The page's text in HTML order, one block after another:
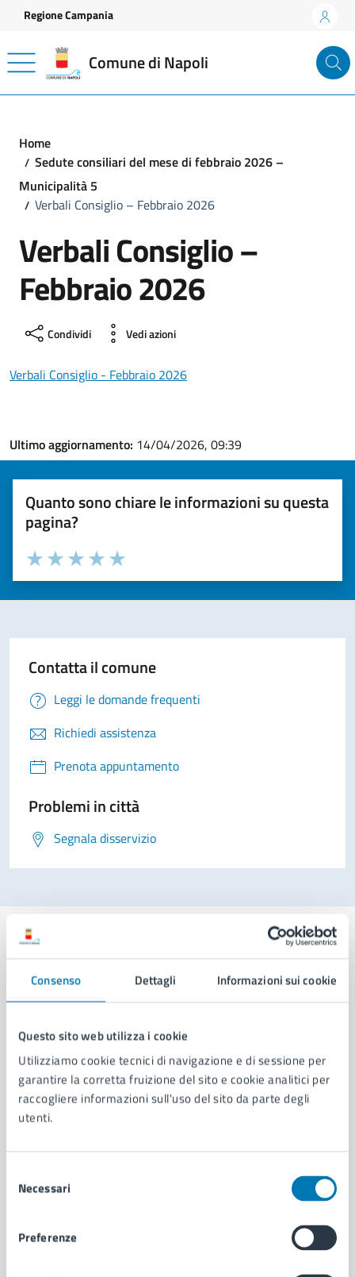
Consenso Dettagli Informazioni sui cookie
Questo sito web utilizza i cookie
Utilizziamo cookie tecnici di navigazione e di sessione per
garantire la corretta fruizione del sito e cookie analitici per
raccogliere informazioni sull'uso del sito da parte degli
utenti.
delNecessari
Preferenze
Vai ai contenuti
Vai al footer
Regione Campania
Comune di Napoli
Home
Sedute consiliari del mese di febbraio 2026 –
Municipalità 5
Verbali Consiglio – Febbraio 2026
Verbali Consiglio –
Febbraio 2026
Condividi Vedi azioni
Verbali Consiglio - Febbraio 2026
Ultimo aggiornamento: 14/04/2026, 09:39
Quanto sono chiare le informazioni su questa
pagina?
Valuta la chiarezza delle informazioni (da 1 a 5 stelle)
Seleziona il numero di stelle per valutare la chiarezza delle
Valuta 5 stelle su 5
Valuta 4 stelle su 5
Valuta 3 stelle su 5
Valuta 2 stelle su 5
Valuta 1 stelle su 5
Contatta il comune
Leggi le domande frequenti
Richiedi assistenza
Prenota appuntamento
Problemi in città
Segnala disservizio
Comune di Napoli
AMMINISTRAZIONE
Aree amministrative
Organi di governo
Municipalità
Uffici
Personale amministrativo
Documenti e dati